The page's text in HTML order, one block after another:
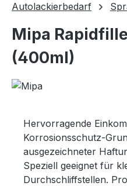
Autolackierbedarf
Mipa
(400ml)
Hervorragende
Korrosionsschutz-
ausgezeichneter
Speziell geeignet für
Durchschliffstellen.